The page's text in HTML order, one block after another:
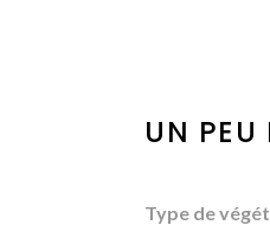
UN PEU
Type de